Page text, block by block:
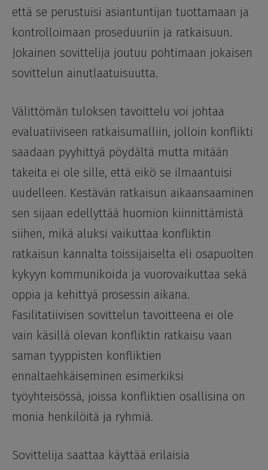
että se perustuisi asiantuntijan tuottamaan ja
kontrolloimaan proseduuriin ja ratkaisuun.
Jokainen sovittelija joutuu pohtimaan jokaisen
sovittelun ainutlaatuisuutta.
Välittömän tuloksen tavoittelu voi johtaa
evaluatiiviseen ratkaisumalliin, jolloin konflikti
saadaan pyyhittyä pöydältä mutta mitään
takeita ei ole sille, että eikö se ilmaantuisi
uudelleen. Kestävän ratkaisun aikaansaaminen
sen sijaan edellyttää huomion kiinnittämistä
siihen, mikä aluksi vaikuttaa konfliktin
ratkaisun kannalta toissijaiselta eli osapuolten
kykyyn kommunikoida ja vuorovaikuttaa sekä
oppia ja kehittyä prosessin aikana.
Fasilitatiivisen sovittelun tavoitteena ei ole
vain käsillä olevan konfliktin ratkaisu vaan
saman tyyppisten konfliktien
ennaltaehkäiseminen esimerkiksi
työyhteisössä, joissa konfliktien osallisina on
monia henkilöitä ja ryhmiä.
Sovittelija saattaa käyttää erilaisia